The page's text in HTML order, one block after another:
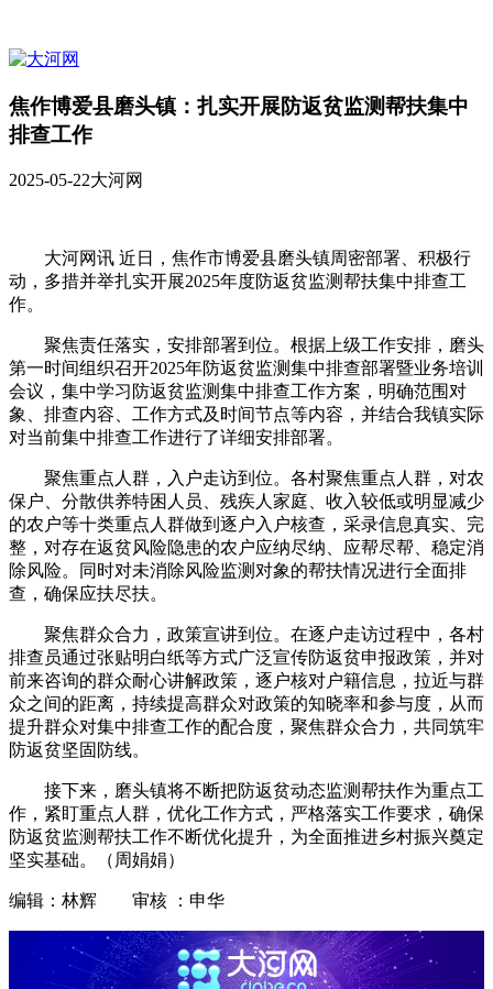
焦作博爱县磨头镇：扎实开展防返贫监测帮扶集中
排查工作
2025-05-22大河网
大河网讯 近日，焦作市博爱县磨头镇周密部署、积极行
动，多措并举扎实开展2025年度防返贫监测帮扶集中排查工
作。
聚焦责任落实，安排部署到位。根据上级工作安排，磨头
第一时间组织召开2025年防返贫监测集中排查部署暨业务培训
会议，集中学习防返贫监测集中排查工作方案，明确范围对
象、排查内容、工作方式及时间节点等内容，并结合我镇实际
对当前集中排查工作进行了详细安排部署。
聚焦重点人群，入户走访到位。各村聚焦重点人群，对农
保户、分散供养特困人员、残疾人家庭、收入较低或明显减少
的农户等十类重点人群做到逐户入户核查，采录信息真实、完
整，对存在返贫风险隐患的农户应纳尽纳、应帮尽帮、稳定消
除风险。同时对未消除风险监测对象的帮扶情况进行全面排
查，确保应扶尽扶。
聚焦群众合力，政策宣讲到位。在逐户走访过程中，各村
排查员通过张贴明白纸等方式广泛宣传防返贫申报政策，并对
前来咨询的群众耐心讲解政策，逐户核对户籍信息，拉近与群
众之间的距离，持续提高群众对政策的知晓率和参与度，从而
提升群众对集中排查工作的配合度，聚焦群众合力，共同筑牢
防返贫坚固防线。
接下来，磨头镇将不断把防返贫动态监测帮扶作为重点工
作，紧盯重点人群，优化工作方式，严格落实工作要求，确保
防返贫监测帮扶工作不断优化提升，为全面推进乡村振兴奠定
坚实基础。（周娟娟）
编辑：林辉 审核 ：申华